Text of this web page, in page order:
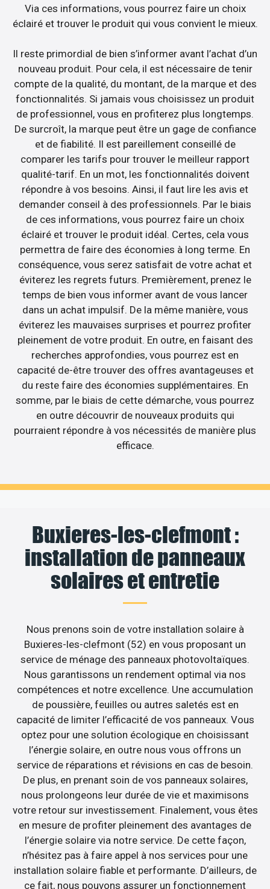
Via ces informations, vous pourrez faire un choix
éclairé et trouver le produit qui vous convient le mieux.
Il reste primordial de bien s’informer avant l’achat d’un
nouveau produit. Pour cela, il est nécessaire de tenir
compte de la qualité, du montant, de la marque et des
fonctionnalités. Si jamais vous choisissez un produit
de professionnel, vous en profiterez plus longtemps.
De surcroît, la marque peut être un gage de confiance
et de fiabilité. Il est pareillement conseillé de
comparer les tarifs pour trouver le meilleur rapport
qualité-tarif. En un mot, les fonctionnalités doivent
répondre à vos besoins. Ainsi, il faut lire les avis et
demander conseil à des professionnels. Par le biais
de ces informations, vous pourrez faire un choix
éclairé et trouver le produit idéal. Certes, cela vous
permettra de faire des économies à long terme. En
conséquence, vous serez satisfait de votre achat et
éviterez les regrets futurs. Premièrement, prenez le
temps de bien vous informer avant de vous lancer
dans un achat impulsif. De la même manière, vous
éviterez les mauvaises surprises et pourrez profiter
pleinement de votre produit. En outre, en faisant des
recherches approfondies, vous pourrez est en
capacité de-être trouver des offres avantageuses et
du reste faire des économies supplémentaires. En
somme, par le biais de cette démarche, vous pourrez
en outre découvrir de nouveaux produits qui
pourraient répondre à vos nécessités de manière plus
efficace.
Buxieres-les-clefmont :
installation de panneaux
solaires et entretie
Nous prenons soin de votre installation solaire à
Buxieres-les-clefmont (52) en vous proposant un
service de ménage des panneaux photovoltaïques.
Nous garantissons un rendement optimal via nos
compétences et notre excellence. Une accumulation
de poussière, feuilles ou autres saletés est en
capacité de limiter l’efficacité de vos panneaux. Vous
optez pour une solution écologique en choisissant
l’énergie solaire, en outre nous vous offrons un
service de réparations et révisions en cas de besoin.
De plus, en prenant soin de vos panneaux solaires,
nous prolongeons leur durée de vie et maximisons
votre retour sur investissement. Finalement, vous êtes
en mesure de profiter pleinement des avantages de
l’énergie solaire via notre service. De cette façon,
n’hésitez pas à faire appel à nos services pour une
installation solaire fiable et performante. D’ailleurs, de
ce fait, nous pouvons assurer un fonctionnement